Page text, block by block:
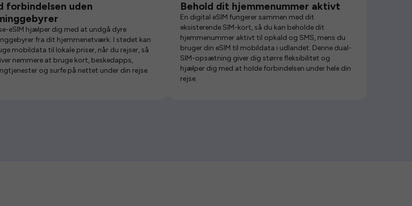
forbindelsen uden
eSIM hjælper dig med at undgå dyre
fra dit hjemmenetværk. I stedet kan
mobildata til lokale priser, når du rejser, så
nemmere at bruge kort, beskedapps,
og surfe på nettet under din rejse.
Behold dit hjemmenummer aktivt
En digital eSIM fungerer sammen med dit
eksisterende SIM-kort, så du kan beholde dit
hjemmenummer aktivt til opkald og SMS, mens du
bruger din eSIM til mobildata i udlandet. Denne dual-
SIM-opsætning giver dig større fleksibilitet og
hjælper dig med at holde forbindelsen under hele din
rejse.